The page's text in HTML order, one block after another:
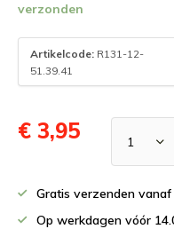
verzonden
Artikelcode: R131-12-
51.39.41
€ 3,95
Gratis verzenden vanaf
Op werkdagen vóór